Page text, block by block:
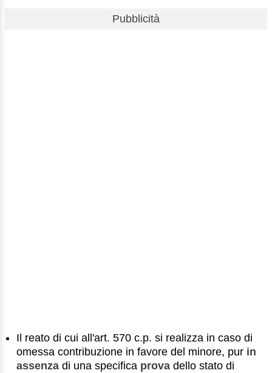
Pubblicità
Il reato di cui all'art. 570 c.p. si realizza in caso di
omessa contribuzione in favore del minore, pur in
assenzadi una specifica provadello stato di